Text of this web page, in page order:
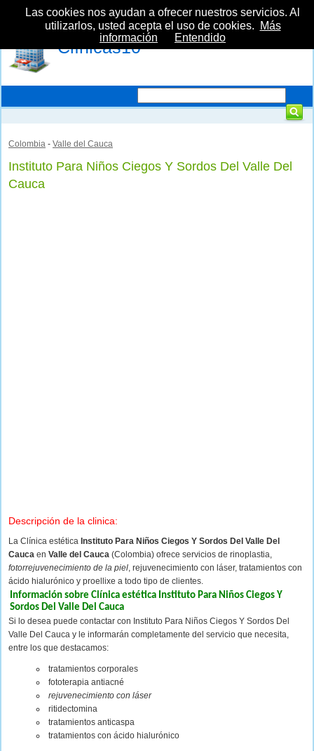
Clínicas10
Colombia - Valle del Cauca
Instituto Para Niños Ciegos Y Sordos Del Valle Del
Cauca
Descripción de la clinica:
La Clínica estética Instituto Para Niños Ciegos Y Sordos Del Valle Del
Cauca en Valle del Cauca (Colombia) ofrece servicios de rinoplastia,
fotorrejuvenecimiento de la piel, rejuvenecimiento con láser, tratamientos con
ácido hialurónico y proellixe a todo tipo de clientes.
Información sobre Clínica estética Instituto Para Niños Ciegos Y
Sordos Del Valle Del Cauca
Si lo desea puede contactar con Instituto Para Niños Ciegos Y Sordos Del
Valle Del Cauca y le informarán completamente del servicio que necesita,
entre los que destacamos:
tratamientos corporales
fototerapia antiacné
rejuvenecimiento con láser
ritidectomina
tratamientos anticaspa
tratamientos con ácido hialurónico
Las cookies nos ayudan a ofrecer nuestros servicios. Al
utilizarlos, usted acepta el uso de cookies.
Más
información
Entendido